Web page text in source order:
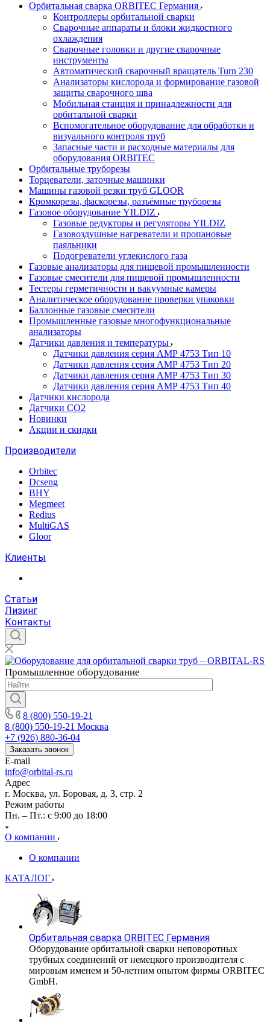
Орбитальная сварка ORBITEC Германия
Контроллеры орбитальной сварки
Сварочные аппараты и блоки жидкостного
охлаждения
Сварочные головки и другие сварочные
инструменты
Автоматический сварочный вращатель Turn 230
Анализаторы кислорода и формирование газовой
защиты сварочного шва
Мобильная станция и принадлежности для
орбитальной сварки
Вспомогательное оборудование для обработки и
визуального контроля труб
Запасные части и расходные материалы для
оборудования ORBITEC
Орбитальные труборезы
Торцеватели, заточные машинки
Машины газовой резки труб GLOOR
Кромкорезы, фаскорезы, разъёмные труборезы
Газовое оборудование YILDIZ
Газовые редукторы и регуляторы YILDIZ
Газовоздушные нагреватели и пропановые
паяльники
Подогреватели углекислого газа
Газовые анализаторы для пищевой промышленности
Газовые смесители для пищевой промышленности
Тестеры герметичности и вакуумные камеры
Аналитическое оборудование проверки упаковки
Баллонные газовые смесители
Промышленные газовые многофункциональные
анализаторы
Датчики давления и температуры
Датчики давления серия АМР 4753 Тип 10
Датчики давления серия АМР 4753 Тип 20
Датчики давления серия АМР 4753 Тип 30
Датчики давления серия АМР 4753 Тип 40
Датчики кислорода
Датчики CO2
Новинки
Акции и скидки
Производители
Orbitec
Dcseng
BHY
Megmeet
Redius
MultiGAS
Gloor
Клиенты
Статьи
Лизинг
Контакты
Промышленное оборудование
8 (800) 550-19-21
8 (800) 550-19-21 Москва
+7 (926) 880-36-04
Заказать звонок
E-mail
info@orbital-rs.ru
Адрес
г. Москва, ул. Боровая, д. 3, стр. 2
Режим работы
Пн. – Пт.: с 9:00 до 18:00
О компании
О компании
КАТАЛОГ
Орбитальная сварка ORBITEC Германия
Оборудование орбитальной сварки неповоротных
трубных соединений от немецкого производителя с
мировым именем и 50-летним опытом фирмы ORBITEC
GmbH.